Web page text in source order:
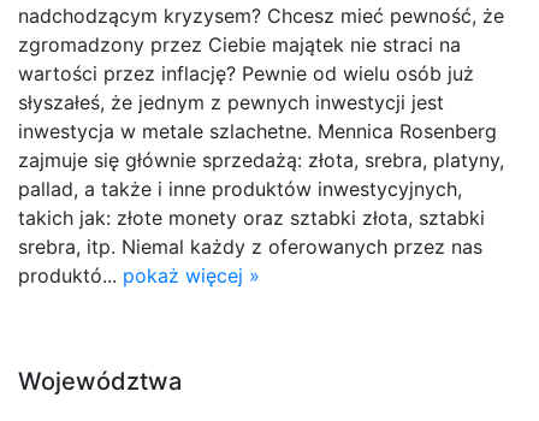
nadchodzącym kryzysem? Chcesz mieć pewność, że
zgromadzony przez Ciebie majątek nie straci na
wartości przez inflację? Pewnie od wielu osób już
słyszałeś, że jednym z pewnych inwestycji jest
inwestycja w metale szlachetne. Mennica Rosenberg
zajmuje się głównie sprzedażą: złota, srebra, platyny,
pallad, a także i inne produktów inwestycyjnych,
takich jak: złote monety oraz sztabki złota, sztabki
srebra, itp. Niemal każdy z oferowanych przez nas
produktó... pokaż więcej »
Województwa